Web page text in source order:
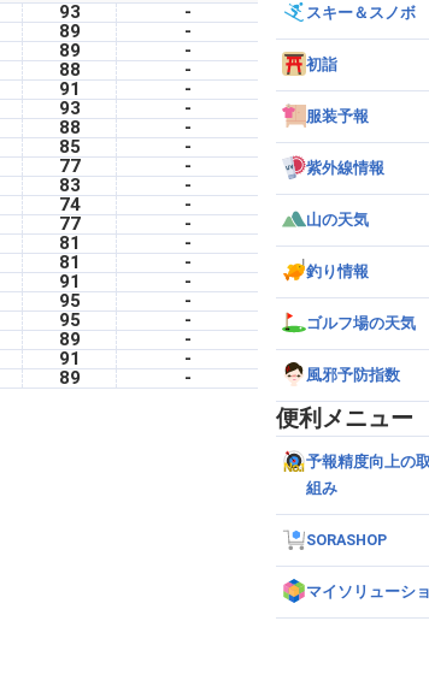
93
-
89
-
89
-
88
-
91
-
93
-
88
-
85
-
77
-
83
-
74
-
77
-
81
-
81
-
91
-
95
-
95
-
89
-
91
-
89 -
スキー＆スノボ
初詣
服装予報
紫外線情報
山の天気
釣り情報
ゴルフ場の天気
風邪予防指数
便利メニュー
予報精度向上の
組み
SORASHOP
マイソリューシ